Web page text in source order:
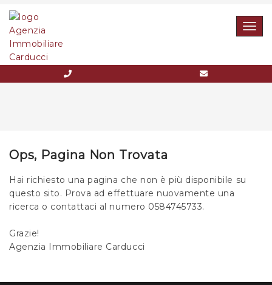
Ops, Pagina Non Trovata
Hai richiesto una pagina che non è più disponibile su
questo sito. Prova ad effettuare nuovamente una
ricerca o contattaci al numero 0584745733.
Grazie!
Agenzia Immobiliare Carducci